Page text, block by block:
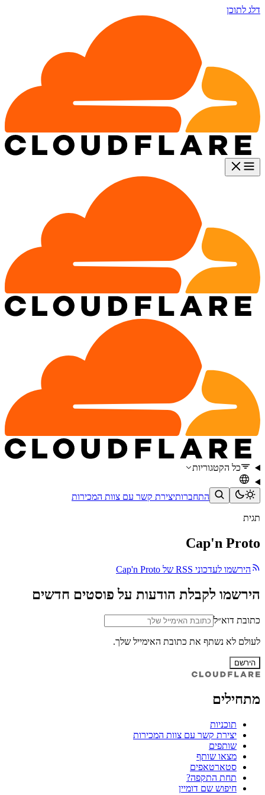
דלג לתוכן
כל הקטגוריות
התחברותיצירת קשר עם צוות המכירות
תגית
Cap'n Proto
הירשמו לעדכוני RSS של Cap'n Proto
הירשמו לקבלת הודעות על פוסטים חדשים
כתובת דוא״ל
לעולם לא נשתף את כתובת האימייל שלך.
הירשם
מתחילים
תוכניות
יצירת קשר עם צוות המכירות
שותפים
מצאו שותף
סטארטאפים
תחת התקפה?
חיפוש שם דומיין